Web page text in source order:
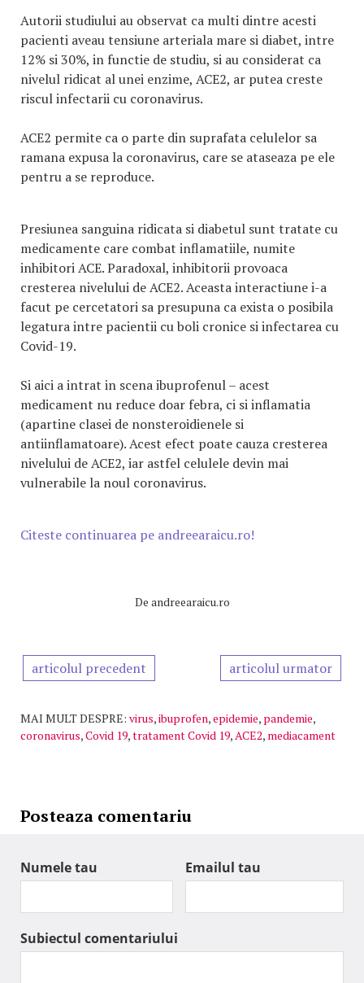
Autorii studiului au observat ca multi dintre acesti
pacienti aveau tensiune arteriala mare si diabet, intre
12% si 30%, in functie de studiu, si au considerat ca
nivelul ridicat al unei enzime, ACE2, ar putea creste
riscul infectarii cu coronavirus.
ACE2 permite ca o parte din suprafata celulelor sa
ramana expusa la coronavirus, care se ataseaza pe ele
pentru a se reproduce.
Presiunea sanguina ridicata si diabetul sunt tratate cu
medicamente care combat inflamatiile, numite
inhibitori ACE. Paradoxal, inhibitorii provoaca
cresterea nivelului de ACE2. Aceasta interactiune i-a
facut pe cercetatori sa presupuna ca exista o posibila
legatura intre pacientii cu boli cronice si infectarea cu
Covid-19.
Si aici a intrat in scena ibuprofenul – acest
medicament nu reduce doar febra, ci si inflamatia
(apartine clasei de nonsteroidienele si
antiinflamatoare). Acest efect poate cauza cresterea
nivelului de ACE2, iar astfel celulele devin mai
vulnerabile la noul coronavirus.
Citeste continuarea pe andreearaicu.ro!
De andreearaicu.ro
articolul precedent articolul urmator
MAI MULT DESPRE: virus,ibuprofen,epidemie, pandemie,
coronavirus,Covid 19,tratament Covid 19, ACE2, mediacament
Posteaza comentariu
Numele tau Emailul tau
Subiectul comentariului